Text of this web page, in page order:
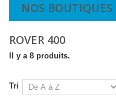
NOS BOUTIQUES
ROVER 400
Il y a 8 produits.
Tri